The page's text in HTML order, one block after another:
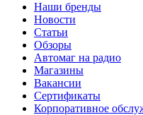
Наши бренды
Новости
Статьи
Обзоры
Автомаг на радио
Магазины
Вакансии
Сертификаты
Корпоративное